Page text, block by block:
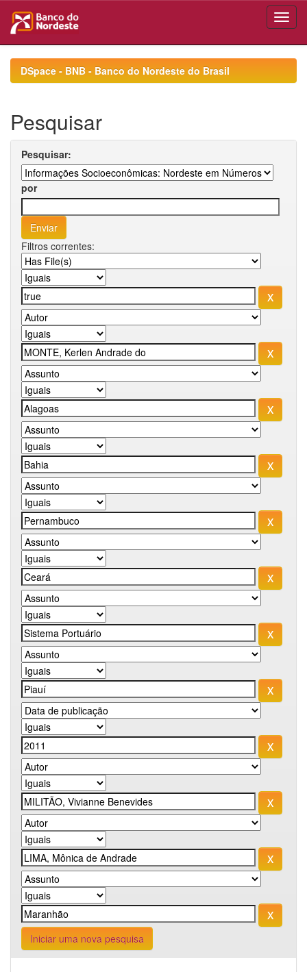
navigationDSpace - BNB - Banco do Nordeste do Brasil
Pesquisar
Pesquisar:
por
Filtros correntes:
Iniciar uma nova pesquisa